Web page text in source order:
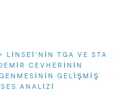
LINSEI’NIN TGA VE STA
CEVHERININ
GELIŞMIŞ
ANALIZI